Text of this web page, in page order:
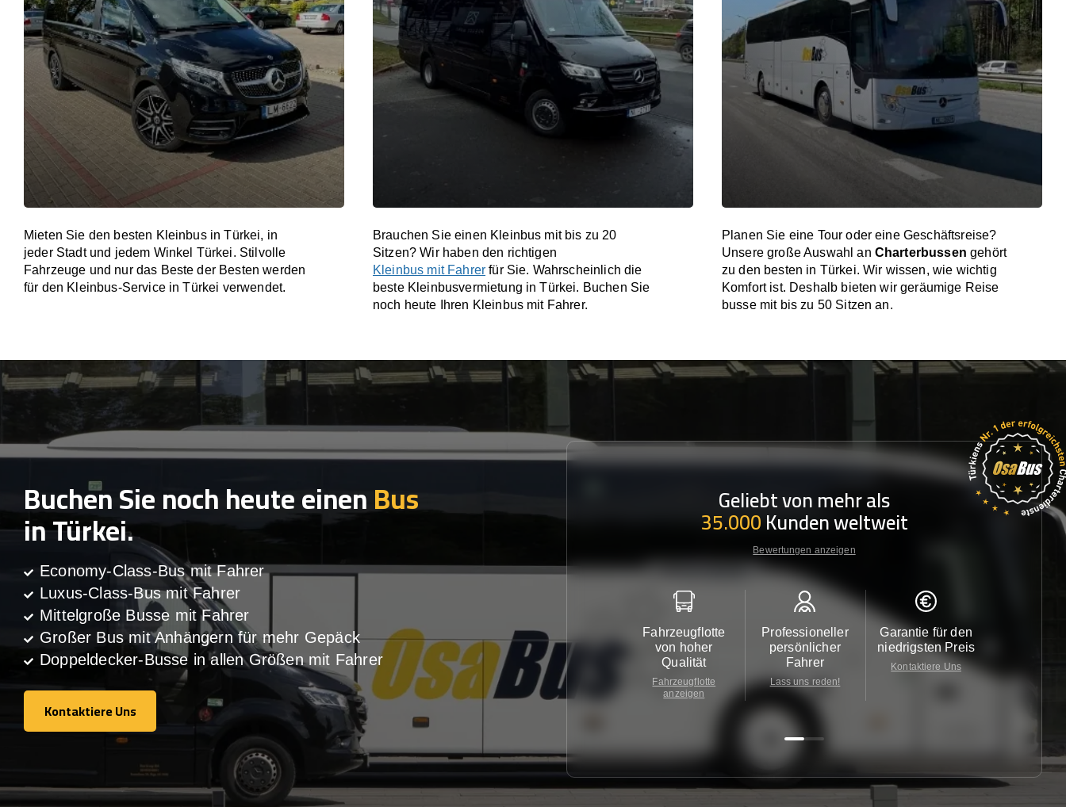
Mieten Sie den besten Kleinbus in Türkei, in
jeder Stadt und jedem Winkel Türkei. Stilvolle
Fahrzeuge und nur das Beste der Besten werden
für den Kleinbus-Service in Türkei verwendet.
Brauchen Sie einen Kleinbus mit bis zu 20
Sitzen? Wir haben den richtigen
Kleinbus mit Fahrer für Sie. Wahrscheinlich die
beste Kleinbusvermietung in Türkei. Buchen Sie
noch heute Ihren Kleinbus mit Fahrer.
Planen Sie eine Tour oder eine Geschäftsreise?
Unsere große Auswahl an Charterbussen gehört
zu den besten in Türkei. Wir wissen, wie wichtig
Komfort ist. Deshalb bieten wir geräumige Reise
busse mit bis zu 50 Sitzen an.
Buchen Sie noch heute einenBus
in Türkei.
Economy-Class-Bus mit Fahrer
Luxus-Class-Bus mit Fahrer
Mittelgroße Busse mit Fahrer
Großer Bus mit Anhängern für mehr Gepäck
Doppeldecker-Busse in allen Größen mit Fahrer
Kontaktiere Uns
Kontaktiere Uns
Geliebt von mehr als
35.000Kunden weltweit
Bewertungen anzeigen
Fahrzeugflotte
von hoher
Qualität
Fahrzeugflotte
anzeigen
Professioneller
persönlicher
Fahrer
Lass uns reden!
Garantie für den
niedrigsten Preis
Kontaktiere Uns